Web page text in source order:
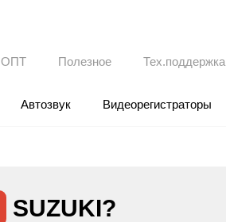
ОПТ Полезное Тех.поддержка
Автозвук Видеорегистраторы
SUZUKI?